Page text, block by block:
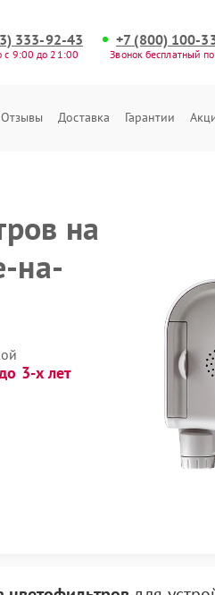
333-92-43
с 9:00 до 21:00
+7 (800) 100-
Звонок бесплатный
Отзывы Доставка Гарантии
на
на-
3-х лет